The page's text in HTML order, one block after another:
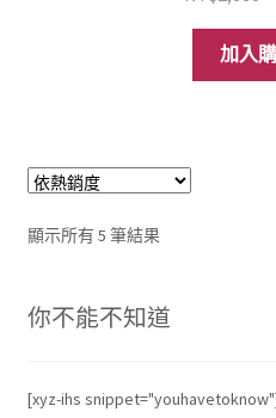
加入
顯示所有 5 筆結果依
度
你不能不知道
[xyz-ihs